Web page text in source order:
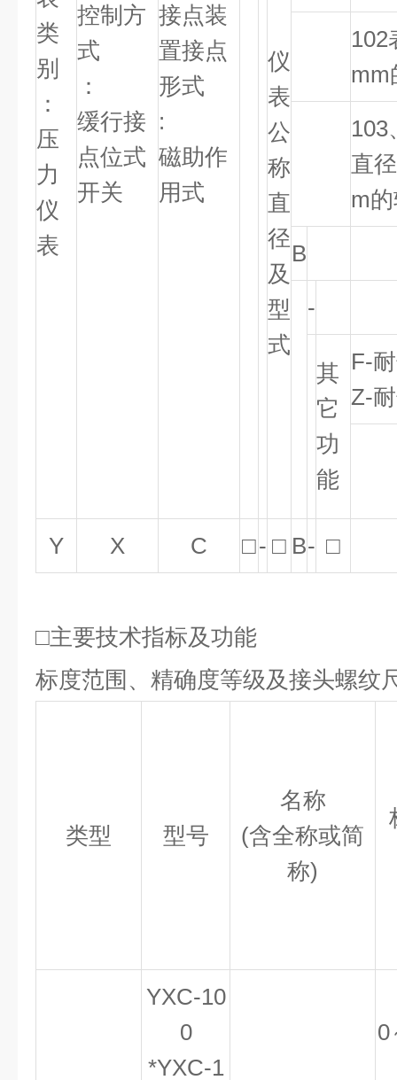
类
别
：
压
力
仪
表
控制方
式
：
缓行接
点位式
开关
接点装
置接点
形式
:
磁助作
用式
仪
表
公
称
直
径
及
型
式
102
mm
103
直
m
B
-
其
它
功
能
F-
Z-
Y X C □- □ B- □
□主要技术指标及功能
标度范围、精确度等级及接头螺纹
类型 型号
名称
(含全称或简
称)
YXC-10
0
*YXC-1
0